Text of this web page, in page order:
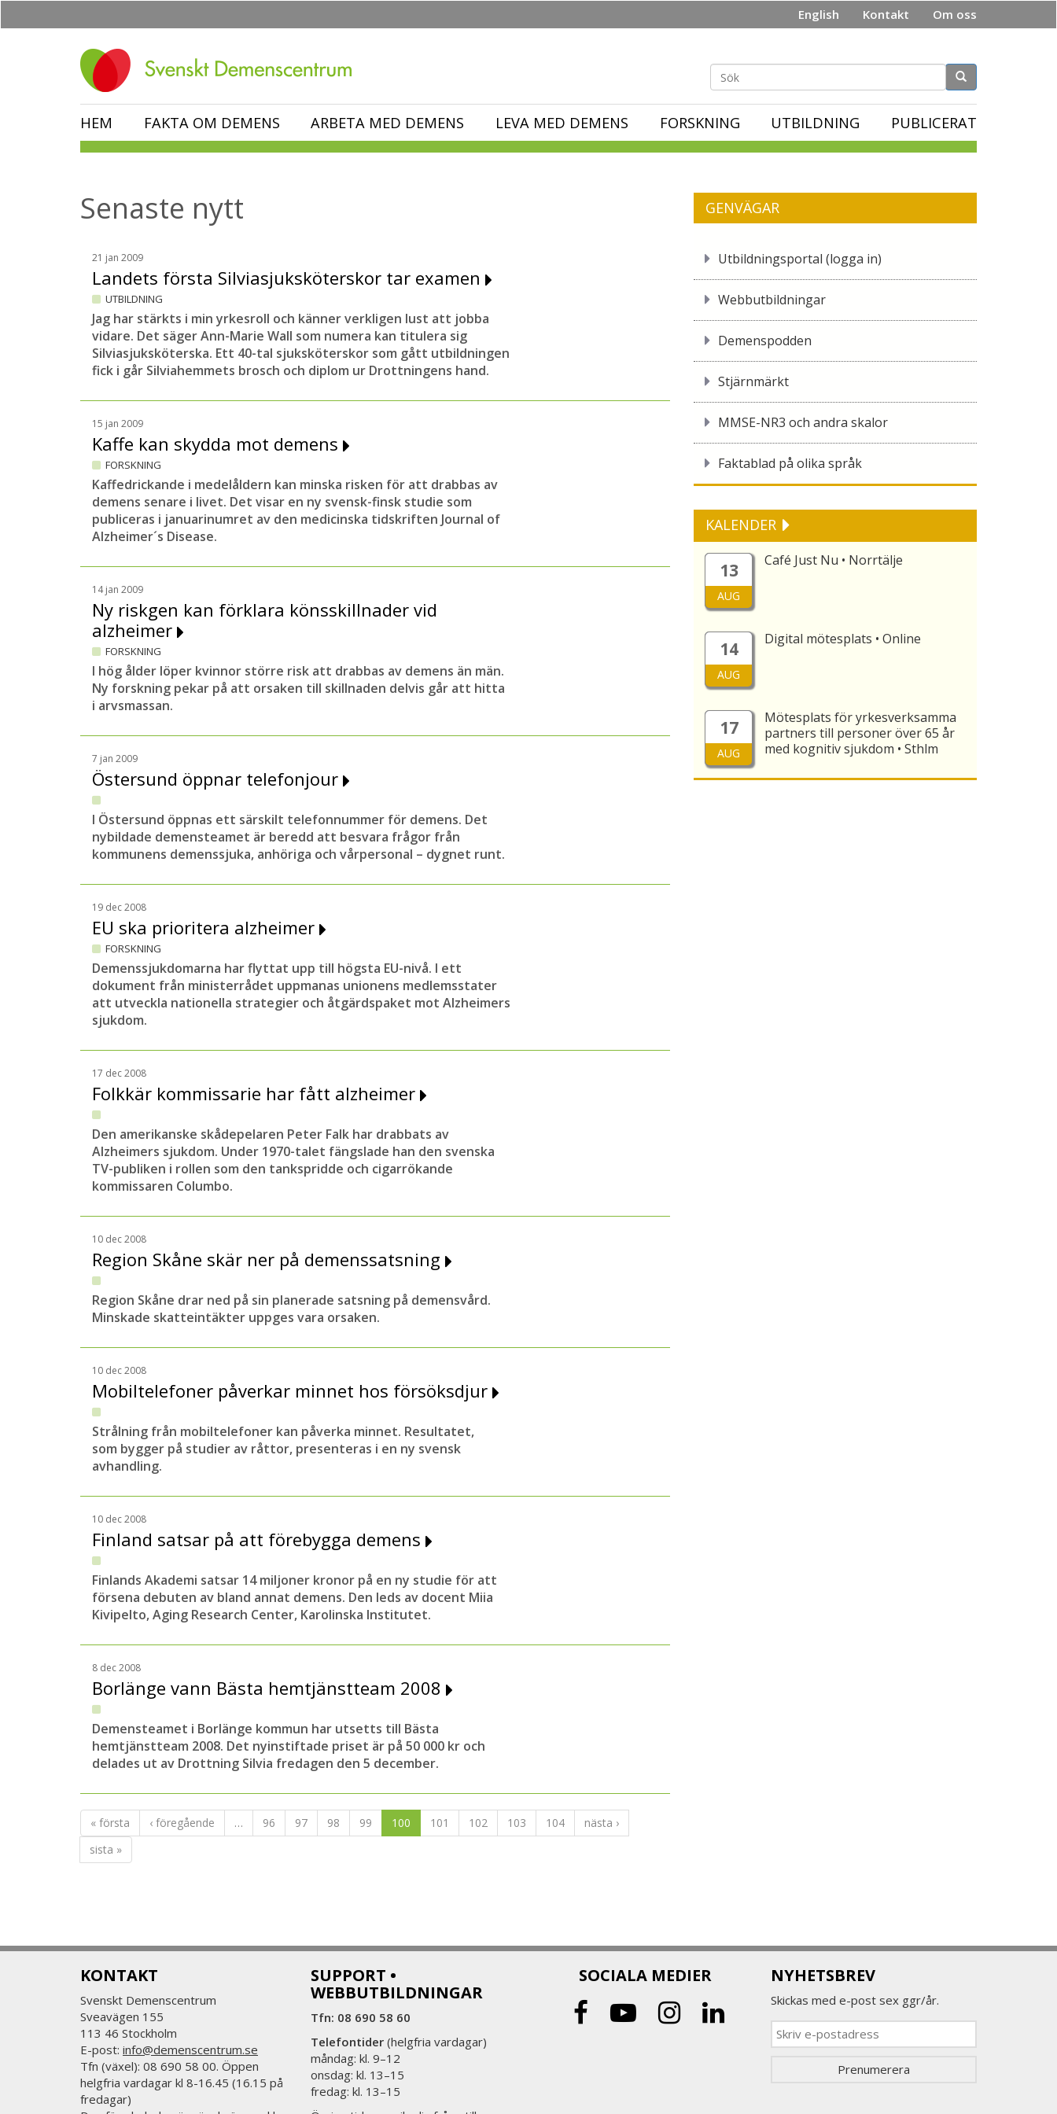
English Kontakt Om oss
Sökformulär
HEM FAKTA OM DEMENS ARBETA MED DEMENS LEVA MED DEMENS FORSKNING UTBILDNING PUBLICERAT
Senaste nytt
21 jan 2009
Landets första Silviasjuksköterskor tar examen
UTBILDNING
Jag har stärkts i min yrkesroll och känner verkligen lust att jobba
vidare. Det säger Ann-Marie Wall som numera kan titulera sig
Silviasjuksköterska. Ett 40-tal sjuksköterskor som gått utbildningen
fick i går Silviahemmets brosch och diplom ur Drottningens hand.
15 jan 2009
Kaffe kan skydda mot demens
FORSKNING
Kaffedrickande i medelåldern kan minska risken för att drabbas av
demens senare i livet. Det visar en ny svensk-finsk studie som
publiceras i januarinumret av den medicinska tidskriften Journal of
Alzheimer´s Disease.
14 jan 2009
Ny riskgen kan förklara könsskillnader vid
alzheimer
FORSKNING
I hög ålder löper kvinnor större risk att drabbas av demens än män.
Ny forskning pekar på att orsaken till skillnaden delvis går att hitta
i arvsmassan.
7 jan 2009
Östersund öppnar telefonjour
I Östersund öppnas ett särskilt telefonnummer för demens. Det
nybildade demensteamet är beredd att besvara frågor från
kommunens demenssjuka, anhöriga och vårpersonal – dygnet runt.
19 dec 2008
EU ska prioritera alzheimer
FORSKNING
Demenssjukdomarna har flyttat upp till högsta EU-nivå. I ett
dokument från ministerrådet uppmanas unionens medlemsstater
att utveckla nationella strategier och åtgärdspaket mot Alzheimers
sjukdom.
17 dec 2008
Folkkär kommissarie har fått alzheimer
Den amerikanske skådepelaren Peter Falk har drabbats av
Alzheimers sjukdom. Under 1970-talet fängslade han den svenska
TV-publiken i rollen som den tankspridde och cigarrökande
kommissaren Columbo.
10 dec 2008
Region Skåne skär ner på demenssatsning
Region Skåne drar ned på sin planerade satsning på demensvård.
Minskade skatteintäkter uppges vara orsaken.
10 dec 2008
Mobiltelefoner påverkar minnet hos försöksdjur
Strålning från mobiltelefoner kan påverka minnet. Resultatet,
som bygger på studier av råttor, presenteras i en ny svensk
avhandling.
10 dec 2008
Finland satsar på att förebygga demens
Finlands Akademi satsar 14 miljoner kronor på en ny studie för att
försena debuten av bland annat demens. Den leds av docent Miia
Kivipelto, Aging Research Center, Karolinska Institutet.
8 dec 2008
Borlänge vann Bästa hemtjänstteam 2008
Demensteamet i Borlänge kommun har utsetts till Bästa
hemtjänstteam 2008. Det nyinstiftade priset är på 50 000 kr och
delades ut av Drottning Silvia fredagen den 5 december.
« första ‹ föregående … 96 97 98 99 100 101 102 103 104
nästa ›
sista »
GENVÄGAR
Utbildningsportal (logga in)
Webbutbildningar
Demenspodden
Stjärnmärkt
MMSE-NR3 och andra skalor
Faktablad på olika språk
KALENDER
13
AUG
Café Just Nu • Norrtälje
14
AUG
Digital mötesplats • Online
17
AUG
Mötesplats för yrkesverksamma
partners till personer över 65 år
med kognitiv sjukdom • Sthlm
KONTAKT
Svenskt Demenscentrum
Sveavägen 155
113 46 Stockholm
E-post: info@demenscentrum.se
Tfn (växel): 08 690 58 00. Öppen
helgfria vardagar kl 8-16.45 (16.15 på
fredagar)
SUPPORT •
WEBBUTBILDNINGAR
Tfn: 08 690 58 60
Telefontider(helgfria vardagar)
måndag: kl. 9–12
onsdag: kl. 13–15
fredag: kl. 13–15
SOCIALA MEDIER NYHETSBREV
Skickas med e-post sex ggr/år.